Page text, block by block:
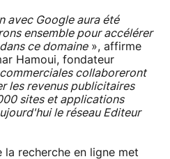
avec Google aura été
ensemble pour accélérer
ce domaine», affirme
Hamoui, fondateur
collaboreront
les revenus publicitaires
sites et applications
le réseau Editeur
la recherche en ligne met